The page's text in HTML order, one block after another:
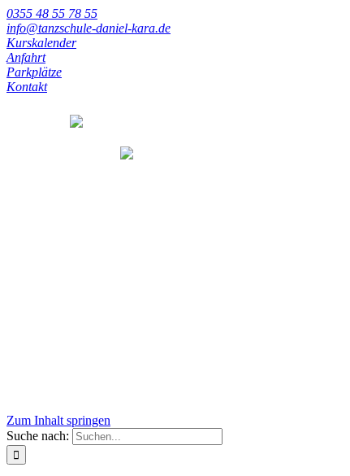
0355 48 55 78 55
info@tanzschule-daniel-kara.de
Kurskalender
Anfahrt
Parkplätze
Kontakt
Zum Inhalt springen
Suche nach: